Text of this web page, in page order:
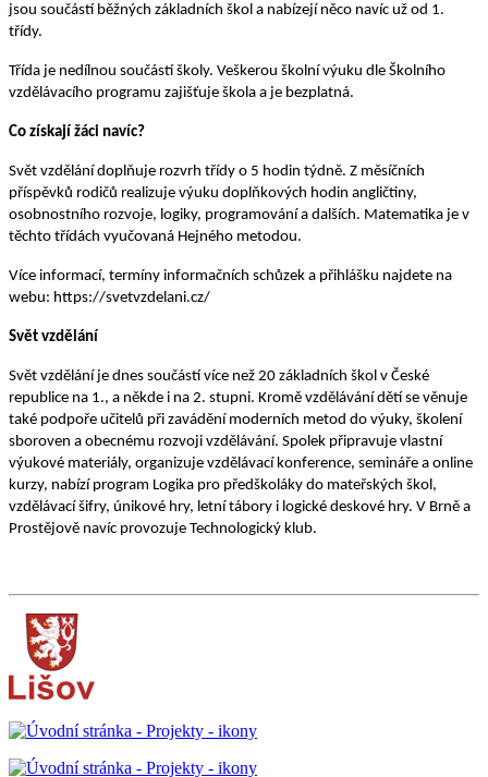
jsou součástí běžných základních škol a nabízejí něco navíc už od 1.
třídy.
Třída je nedílnou součástí školy. Veškerou školní výuku dle Školního
vzdělávacího programu zajišťuje škola a je bezplatná.
Co získají žáci navíc?
Svět vzdělání doplňuje rozvrh třídy o 5 hodin týdně. Z měsíčních
příspěvků rodičů realizuje výuku doplňkových hodin angličtiny,
osobnostního rozvoje, logiky, programování a dalších. Matematika je v
těchto třídách vyučovaná Hejného metodou.
Více informací, termíny informačních schůzek a přihlášku najdete na
webu: https://svetvzdelani.cz/
Svět vzdělání
Svět vzdělání je dnes součástí více než 20 základních škol v České
republice na 1., a někde i na 2. stupni. Kromě vzdělávání dětí se věnuje
také podpoře učitelů při zavádění moderních metod do výuky, školení
sboroven a obecnému rozvoji vzdělávání. Spolek připravuje vlastní
výukové materiály, organizuje vzdělávací konference, semináře a online
kurzy, nabízí program Logika pro předškoláky do mateřských škol,
vzdělávací šifry, únikové hry, letní tábory i logické deskové hry. V Brně a
Prostějově navíc provozuje Technologický klub.